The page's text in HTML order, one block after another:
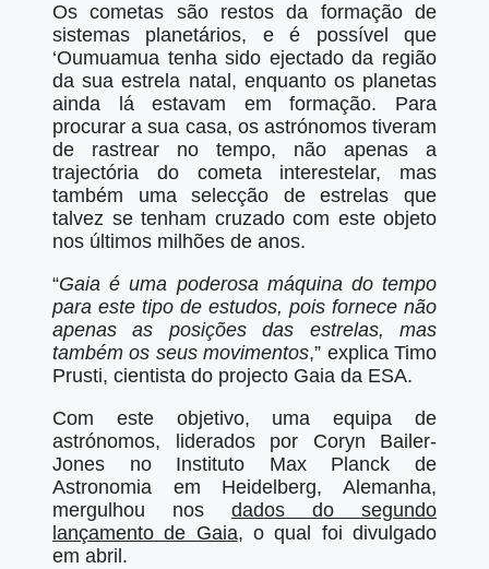
Os cometas são restos da formação de
sistemas planetários, e é possível que
‘Oumuamua tenha sido ejectado da região
da sua estrela natal, enquanto os planetas
ainda lá estavam em formação. Para
procurar a sua casa, os astrónomos tiveram
de rastrear no tempo, não apenas a
trajectória do cometa interestelar, mas
também uma selecção de estrelas que
talvez se tenham cruzado com este objeto
nos últimos milhões de anos.
“Gaia é uma poderosa máquina do tempo
para este tipo de estudos, pois fornece não
apenas as posições das estrelas, mas
também os seus movimentos,” explica Timo
Prusti, cientista do projecto Gaia da ESA.
Com este objetivo, uma equipa de
astrónomos, liderados por Coryn Bailer-
Jones no Instituto Max Planck de
Astronomia em Heidelberg, Alemanha,
mergulhou nos dados do segundo
lançamento de Gaia, o qual foi divulgado
em abril.